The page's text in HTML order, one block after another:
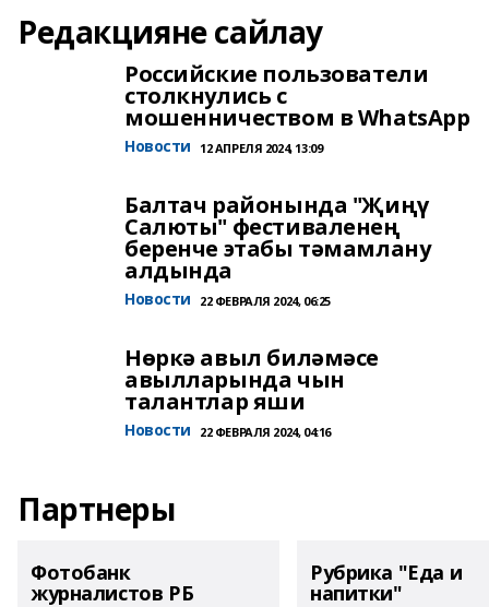
Редакцияне сайлау
Российские пользователи
столкнулись с
мошенничеством в WhatsApp
Новости 12 АПРЕЛЯ 2024, 13:09
Балтач районында "Җиңү
Салюты" фестиваленең
беренче этабы тәмамлану
алдында
Новости 22 ФЕВРАЛЯ 2024, 06:25
Нөркә авыл биләмәсе
авылларында чын
талантлар яши
Новости 22 ФЕВРАЛЯ 2024, 04:16
Партнеры
Фотобанк
журналистов РБ
Рубрика "Еда и
напитки"